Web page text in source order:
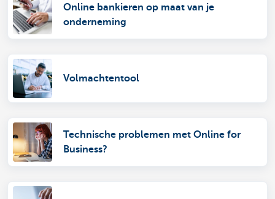
Online bankieren op maat van je
onderneming
Volmachtentool
Technische problemen met Online for
Business?